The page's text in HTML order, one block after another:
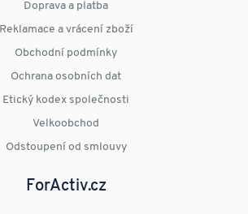
Doprava a platba
Reklamace a vrácení zboží
Obchodní podmínky
Ochrana osobních dat
Etický kodex společnosti
Velkoobchod
Odstoupení od smlouvy
ForActiv.cz